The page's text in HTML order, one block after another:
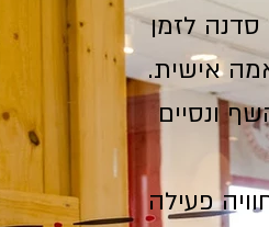
לזמן
אישית.
ונסיים
פעילה